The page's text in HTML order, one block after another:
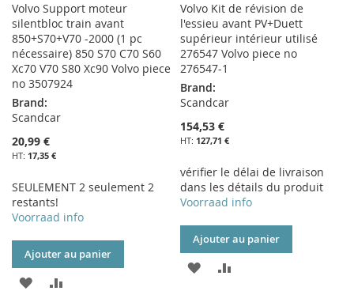
Volvo Support moteur
silentbloc train avant
850+S70+V70 -2000 (1 pc
nécessaire) 850 S70 C70 S60
Xc70 V70 S80 Xc90 Volvo piece
no 3507924
Brand:
Scandcar
20,99 €
17,35 €
SEULEMENT 2 seulement 2
restants!
Voorraad info
Ajouter au panier
AJOUTER
Volvo Kit de révision de
l'essieu avant PV+Duett
supérieur intérieur utilisé
276547 Volvo piece no
276547-1
Brand:
Scandcar
154,53 €
127,71 €
vérifier le délai de livraison
dans les détails du produit
Voorraad info
Ajouter au panier
AJOUTER